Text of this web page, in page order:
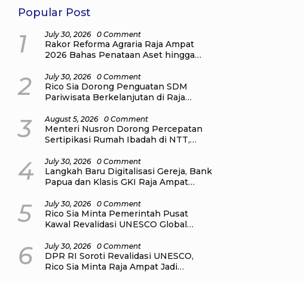
Popular Post
1 July 30, 2026 0 Comment
Rakor Reforma Agraria Raja Ampat
2026 Bahas Penataan Aset hingga
Kawasan Hutan
2 July 30, 2026 0 Comment
Rico Sia Dorong Penguatan SDM
Pariwisata Berkelanjutan di Raja
Nasional untuk Pelaku Wisata
3 August 5, 2026 0 Comment
Menteri Nusron Dorong Percepatan
Sertipikasi Rumah Ibadah di NTT,
Masyarakat
4 July 30, 2026 0 Comment
Langkah Baru Digitalisasi Gereja, Bank
Papua dan Klasis GKI Raja Ampat
5 July 30, 2026 0 Comment
Rico Sia Minta Pemerintah Pusat
Kawal Revalidasi UNESCO Global
6 July 30, 2026 0 Comment
DPR RI Soroti Revalidasi UNESCO,
Rico Sia Minta Raja Ampat Jadi